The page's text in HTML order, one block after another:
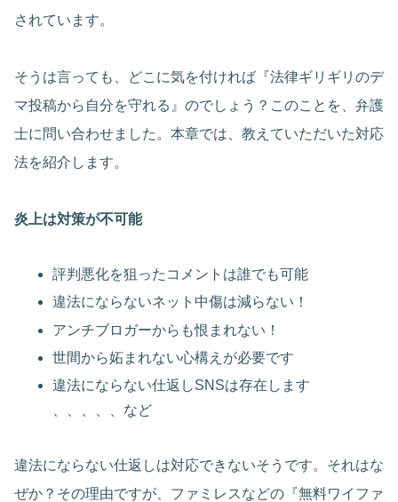
されています。
そうは言っても、どこに気を付ければ『法律ギリギリのデ
マ投稿から自分を守れる』のでしょう？このことを、弁護
士に問い合わせました。本章では、教えていただいた対応
法を紹介します。
炎上は対策が不可能
評判悪化を狙ったコメントは誰でも可能
違法にならないネット中傷は減らない！
アンチブロガーからも恨まれない！
世間から妬まれない心構えが必要です
違法にならない仕返しSNSは存在します
、、、、、など
違法にならない仕返しは対応できないそうです。それはな
ぜか？その理由ですが、ファミレスなどの『無料ワイファ